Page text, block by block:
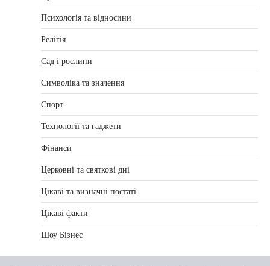
Психологія та відносини
Релігія
Сад і рослини
Символіка та значення
Спорт
Технології та гаджети
Фінанси
Церковні та святкові дні
Цікаві та визначні постаті
Цікаві факти
Шоу Бізнес